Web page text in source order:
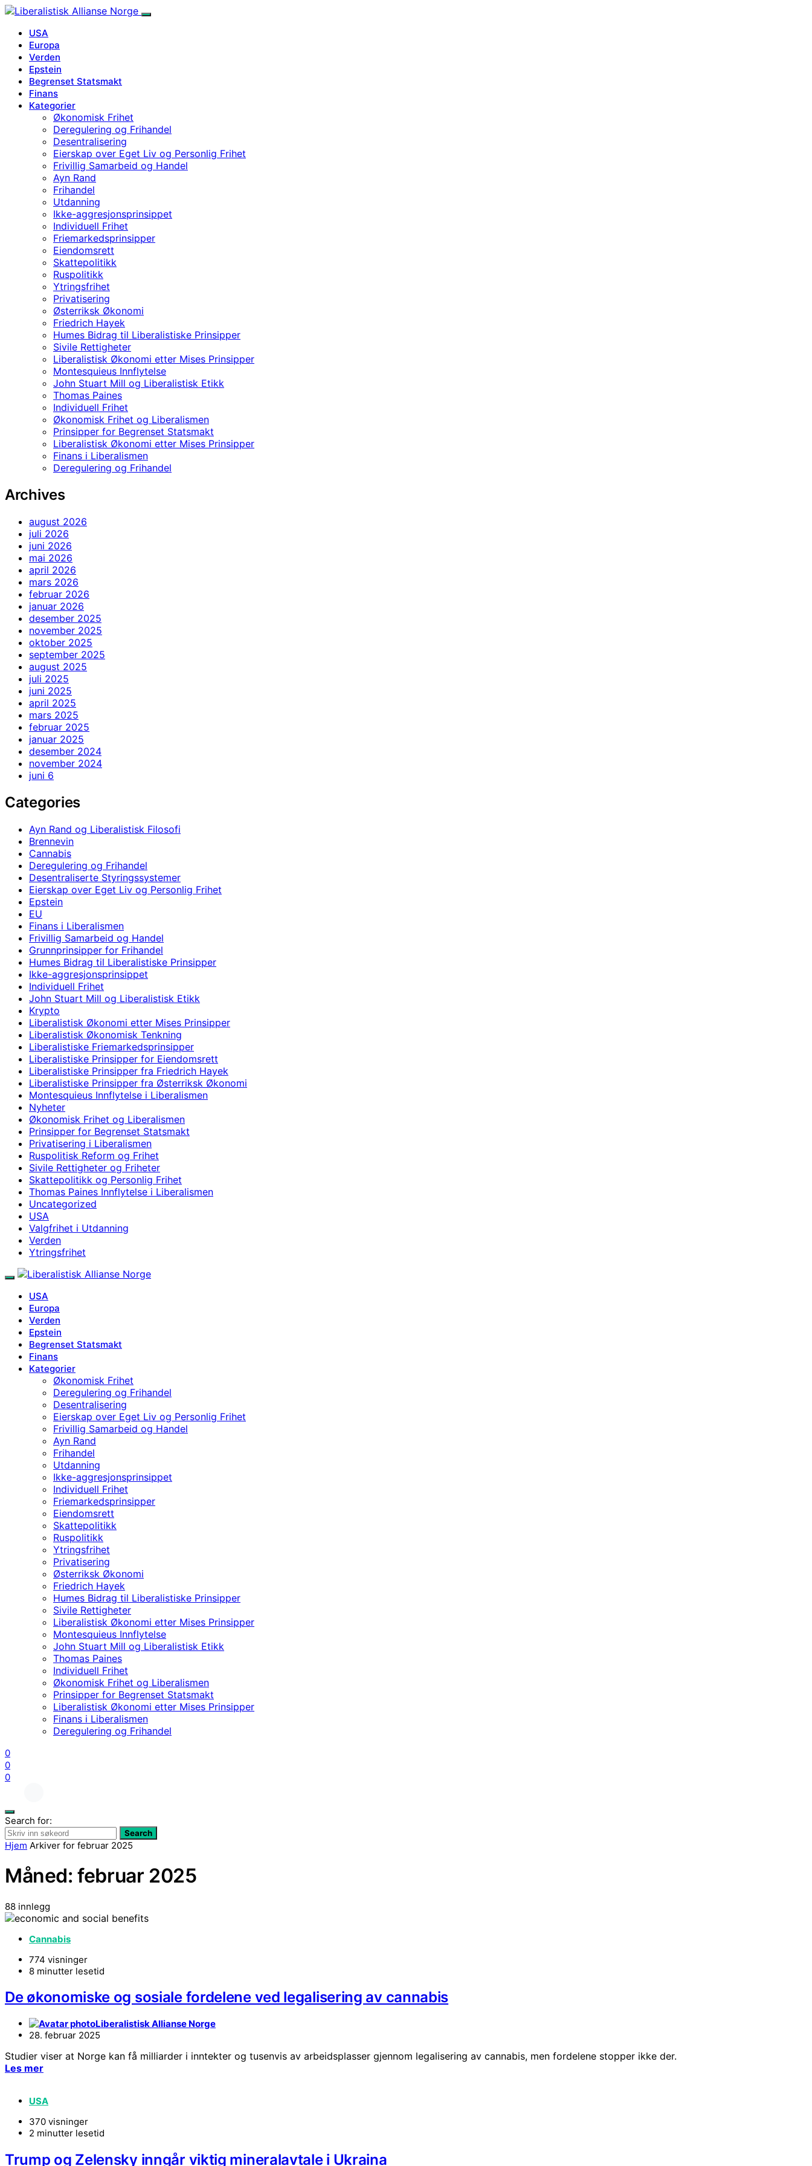
USA
Europa
Verden
Epstein
Begrenset Statsmakt
Finans
Kategorier
Økonomisk Frihet
Deregulering og Frihandel
Desentralisering
Eierskap over Eget Liv og Personlig Frihet
Frivillig Samarbeid og Handel
Ayn Rand
Frihandel
Utdanning
Ikke-aggresjonsprinsippet
Individuell Frihet
Friemarkedsprinsipper
Eiendomsrett
Skattepolitikk
Ruspolitikk
Ytringsfrihet
Privatisering
Østerriksk Økonomi
Friedrich Hayek
Humes Bidrag til Liberalistiske Prinsipper
Sivile Rettigheter
Liberalistisk Økonomi etter Mises Prinsipper
Montesquieus Innflytelse
John Stuart Mill og Liberalistisk Etikk
Thomas Paines
Individuell Frihet
Økonomisk Frihet og Liberalismen
Prinsipper for Begrenset Statsmakt
Liberalistisk Økonomi etter Mises Prinsipper
Finans i Liberalismen
Deregulering og Frihandel
Archives
august 2026
juli 2026
juni 2026
mai 2026
april 2026
mars 2026
februar 2026
januar 2026
desember 2025
november 2025
oktober 2025
september 2025
august 2025
juli 2025
juni 2025
april 2025
mars 2025
februar 2025
januar 2025
desember 2024
november 2024
juni 6
Categories
Ayn Rand og Liberalistisk Filosofi
Brennevin
Cannabis
Deregulering og Frihandel
Desentraliserte Styringssystemer
Eierskap over Eget Liv og Personlig Frihet
Epstein
EU
Finans i Liberalismen
Frivillig Samarbeid og Handel
Grunnprinsipper for Frihandel
Humes Bidrag til Liberalistiske Prinsipper
Ikke-aggresjonsprinsippet
Individuell Frihet
John Stuart Mill og Liberalistisk Etikk
Krypto
Liberalistisk Økonomi etter Mises Prinsipper
Liberalistisk Økonomisk Tenkning
Liberalistiske Friemarkedsprinsipper
Liberalistiske Prinsipper for Eiendomsrett
Liberalistiske Prinsipper fra Friedrich Hayek
Liberalistiske Prinsipper fra Østerriksk Økonomi
Montesquieus Innflytelse i Liberalismen
Nyheter
Økonomisk Frihet og Liberalismen
Prinsipper for Begrenset Statsmakt
Privatisering i Liberalismen
Ruspolitisk Reform og Frihet
Sivile Rettigheter og Friheter
Skattepolitikk og Personlig Frihet
Thomas Paines Innflytelse i Liberalismen
Uncategorized
USA
Valgfrihet i Utdanning
Verden
Ytringsfrihet
USA
Europa
Verden
Epstein
Begrenset Statsmakt
Finans
Kategorier
Økonomisk Frihet
Deregulering og Frihandel
Desentralisering
Eierskap over Eget Liv og Personlig Frihet
Frivillig Samarbeid og Handel
Ayn Rand
Frihandel
Utdanning
Ikke-aggresjonsprinsippet
Individuell Frihet
Friemarkedsprinsipper
Eiendomsrett
Skattepolitikk
Ruspolitikk
Ytringsfrihet
Privatisering
Østerriksk Økonomi
Friedrich Hayek
Humes Bidrag til Liberalistiske Prinsipper
Sivile Rettigheter
Liberalistisk Økonomi etter Mises Prinsipper
Montesquieus Innflytelse
John Stuart Mill og Liberalistisk Etikk
Thomas Paines
Individuell Frihet
Økonomisk Frihet og Liberalismen
Prinsipper for Begrenset Statsmakt
Liberalistisk Økonomi etter Mises Prinsipper
Finans i Liberalismen
Deregulering og Frihandel
0
0
0
Search for:
Search
Hjem Arkiver for februar 2025
Måned:februar 2025
88 innlegg
Cannabis
774 visninger
8 minutter lesetid
De økonomiske og sosiale fordelene ved legalisering av cannabis
Liberalistisk Allianse Norge
28. februar 2025
Studier viser at Norge kan få milliarder i inntekter og tusenvis av arbeidsplasser gjennom legalisering av cannabis, men fordelene stopper ikke der.
Les mer
USA
370 visninger
2 minutter lesetid
Trump og Zelensky inngår viktig mineralavtale i Ukraina